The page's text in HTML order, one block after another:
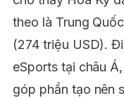
theo là Trung
(274 triệu USD).
eSports tại châu
góp phần tạo nên